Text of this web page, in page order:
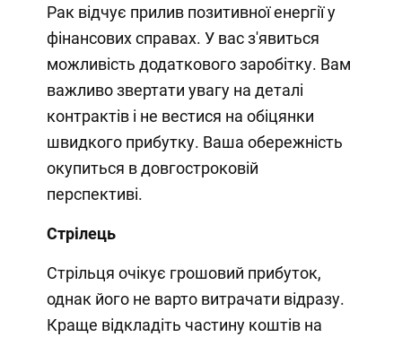
Рак відчує прилив позитивної енергії у
фінансових справах. У вас з'явиться
можливість додаткового заробітку. Вам
важливо звертати увагу на деталі
контрактів і не вестися на обіцянки
швидкого прибутку. Ваша обережність
окупиться в довгостроковій
перспективі.
Стрілець
Стрільця очікує грошовий прибуток,
однак його не варто витрачати відразу.
Краще відкладіть частину коштів на